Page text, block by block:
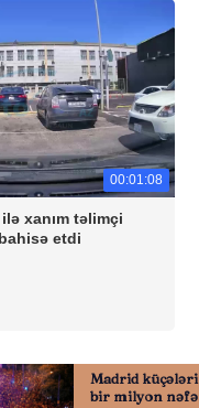
00:01:08
xanım təlimçi
etdi